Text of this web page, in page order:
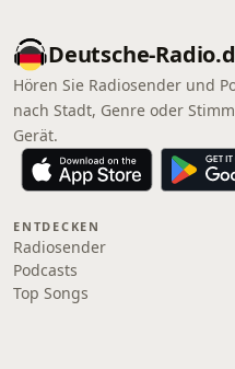
Deutsche-
Hören Sie Radiosender und
nach Stadt, Genre oder
Gerät.
ENTDECKEN
Radiosender
Podcasts
Top Songs